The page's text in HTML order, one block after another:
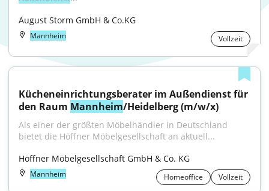
August Storm GmbH & Co.KG
Mannheim Vollzeit
Kücheneinrichtungsberater im Außendienst für
den Raum Mannheim/Heidelberg (m/w/x)
Als einer der größten Möbelhändler in Deutschland
bietet die Höffner Möbelgesellschaft an aktuell...
Höffner Möbelgesellschaft GmbH & Co. KG
Mannheim Homeoffice Vollzeit